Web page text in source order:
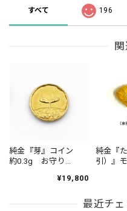
すべて 196
純金『芽』コイン
約0.3g お守り
【RNP00138】¥19,800
純金『
引）』
【
【
最近チ